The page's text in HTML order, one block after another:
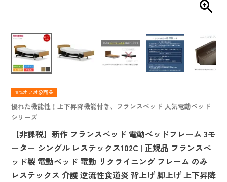
10%オフ対象商品
優れた機能性！上下昇降機能付き、フランスベッド 人気電動ベッド
シリーズ
【非課税】新作 フランスベッド 電動ベッドフレーム 3モ
ーター シングル レステックス102C | 正規品 フランスベ
ッド製 電動ベッド 電動 リクライニング フレーム のみ
レステックス 介護 逆流性食道炎 背上げ 脚上げ 上下昇降